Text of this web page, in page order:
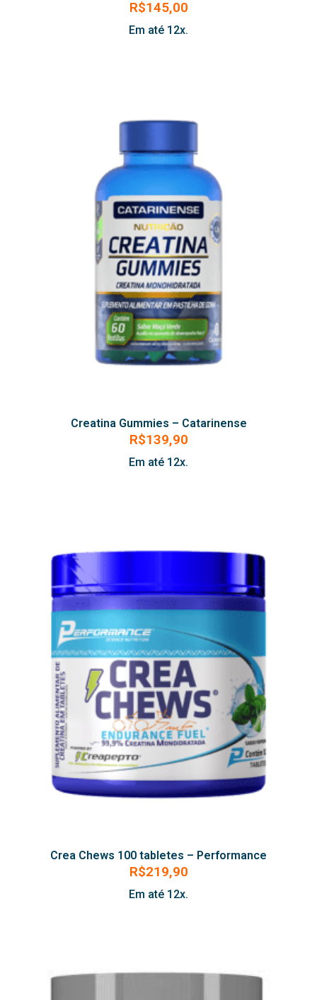
R$145,00
Em até 12x.
Creatina Gummies – Catarinense
R$139,90
Em até 12x.
Crea Chews 100 tabletes – Performance
R$219,90
Em até 12x.